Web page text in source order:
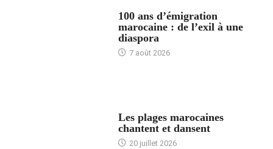
100 ans d’émigration
marocaine : de l’exil à une
diaspora
7 août 2026
Les plages marocaines
chantent et dansent
20 juillet 2026